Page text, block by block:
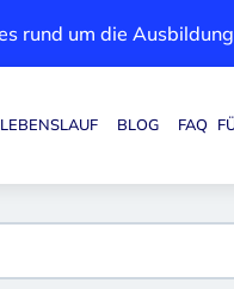
rund um die
BLOG FAQ